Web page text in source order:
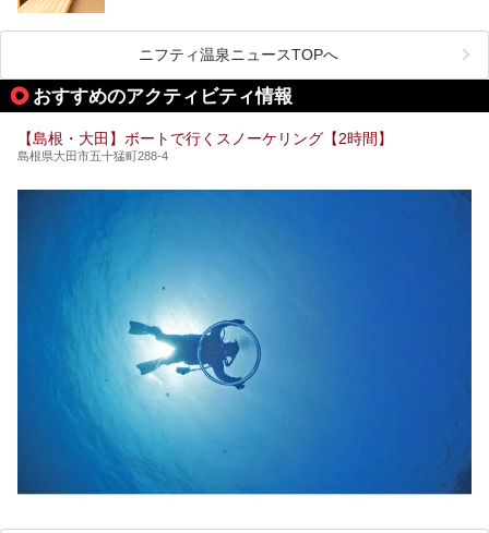
しかしサウナは一口にサウナと言っても、ドライサウナ、ス
チームサウナ、塩サウナなどが存在し、施設によって様々な
今回はそんな今話題のサウナが楽しめる、島根県内にあるオ
ススメ温泉・銭湯・スパを10件まとめてご紹介します。
ニフティ温泉ニュースTOPへ
おすすめのアクティビティ情報
【島根・大田】ボートで行くスノーケリング【2時間】
島根県大田市五十猛町288-4